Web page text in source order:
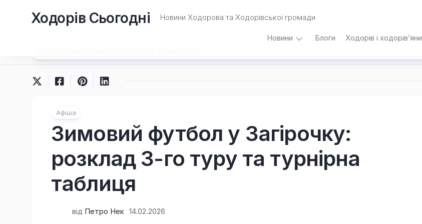
Ходорів Сьогодні Новини Ходорова та Ходорівської громади
Новини Блоги Ходорів і ходорів’яни
під
персоналії
Афіша
Зимовий футбол у Загірочку:
розклад 3-го туру та турнірна
таблиця
від Петро Нек 14.02.2026